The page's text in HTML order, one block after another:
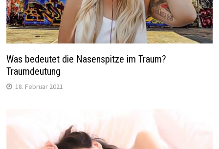
Was bedeutet die Nasenspitze im Traum?
Traumdeutung
18. Februar 2021